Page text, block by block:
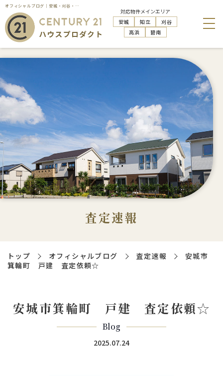
オフィシャルブログ｜安城・刈谷・知立・高浜の不動産売却はハウスプロダクト
対応物件メインエリア
安城
知立
刈谷
高浜
碧南
査定速報
トップ オフィシャルブログ 査定速報
安城市
箕輪町 戸建 査定依頼☆
安城市箕輪町 戸建 査定依頼☆
Blog
2025.07.24